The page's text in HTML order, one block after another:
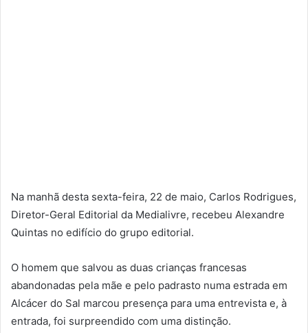
Na manhã desta sexta-feira, 22 de maio, Carlos Rodrigues,
Diretor-Geral Editorial da Medialivre, recebeu Alexandre
Quintas no edifício do grupo editorial.
O homem que salvou as duas crianças francesas
abandonadas pela mãe e pelo padrasto numa estrada em
Alcácer do Sal marcou presença para uma entrevista e, à
entrada, foi surpreendido com uma distinção.